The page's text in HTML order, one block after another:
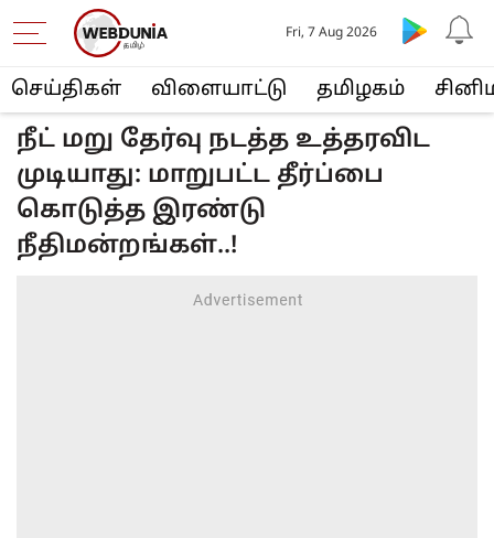
செய்திகள் விளையா‌ட்டு த‌மிழக‌ம்
Fri, 7 Aug 2026
நீட் மறு தேர்வு நடத்த உத்தரவிட
முடியாது: மாறுபட்ட தீர்ப்பை
கொடுத்த இரண்டு
நீதிமன்றங்கள்..!